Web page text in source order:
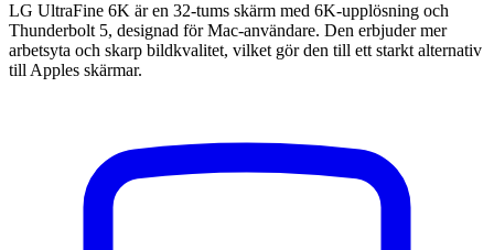
LG UltraFine 6K är en 32-tums skärm med 6K-upplösning och
Thunderbolt 5, designad för Mac-användare. Den erbjuder mer
arbetsyta och skarp bildkvalitet, vilket gör den till ett starkt alternativ
till Apples skärmar.